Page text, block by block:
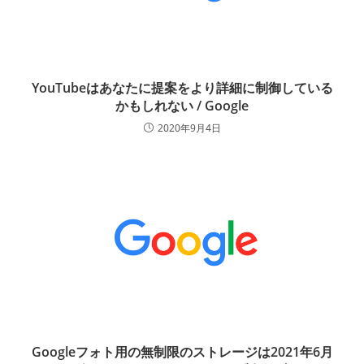
YouTubeはあなたに提案をより詳細に制御している
かもしれない / Google
2020年9月4日
Googleフォト用の無制限のストレージは2021年6月